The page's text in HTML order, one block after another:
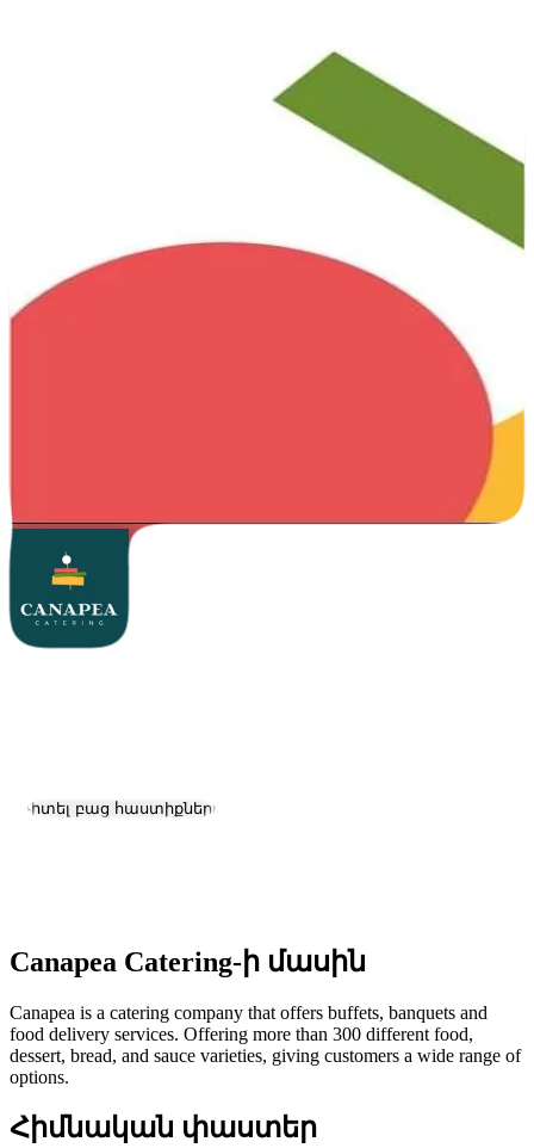
Դիտել բաց հաստիքները
Canapea Catering-ի մասին
Canapea is a catering company that offers buffets, banquets and
food delivery services. Offering more than 300 different food,
dessert, bread, and sauce varieties, giving customers a wide range of
options.
Հիմնական փաստեր